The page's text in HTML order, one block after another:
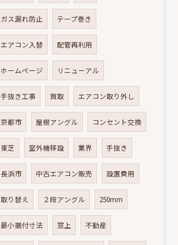
ガス漏れ防止 テープ巻き
エアコン入替 配管再利用
ホームページ リニューアル
手抜き工事 買取 エアコン取り外し
京都市 屋根アングル コンセント交換
東芝 室外機移設 業界 手抜き
長浜市 中古エアコン販売 設置費用
取り替え ２段アングル 250mm
最小据付寸法 窓上 不動産